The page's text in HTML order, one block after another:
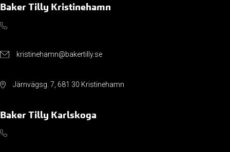
Baker Tilly Kristinehamn
kristinehamn@bakertilly.se
Järnvägsg. 7, 681 30 Kristinehamn
Baker Tilly Karlskoga